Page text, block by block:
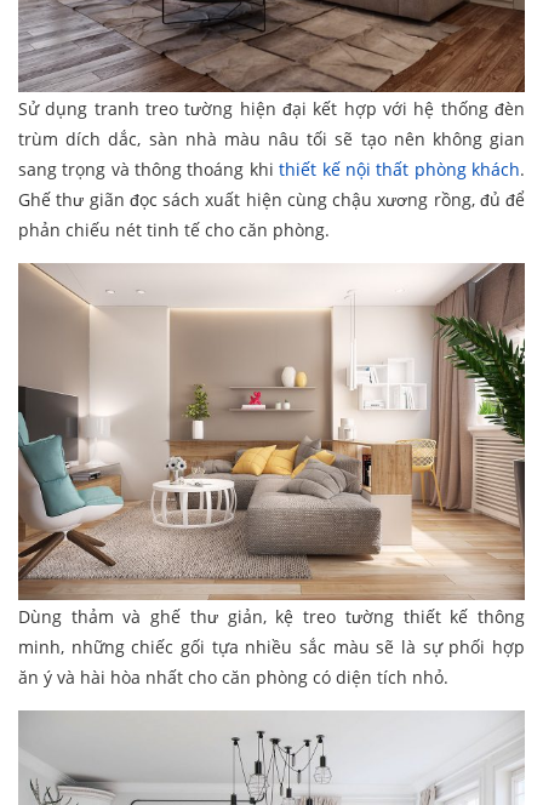
Sử dụng tranh treo tường hiện đại kết hợp với hệ thống đèn
trùm dích dắc, sàn nhà màu nâu tối sẽ tạo nên không gian
sang trọng và thông thoáng khithiết kế nội thất phòng khách.
Ghế thư giãn đọc sách xuất hiện cùng chậu xương rồng, đủ để
phản chiếu nét tinh tế cho căn phòng.
Dùng thảm và ghế thư giản, kệ treo tường thiết kế thông
minh, những chiếc gối tựa nhiều sắc màu sẽ là sự phối hợp
ăn ý và hài hòa nhất cho căn phòng có diện tích nhỏ.